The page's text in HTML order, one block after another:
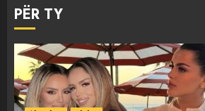
PËR TY
Aktualitet Slider
4 MARCH 25, 2025
“Ai që